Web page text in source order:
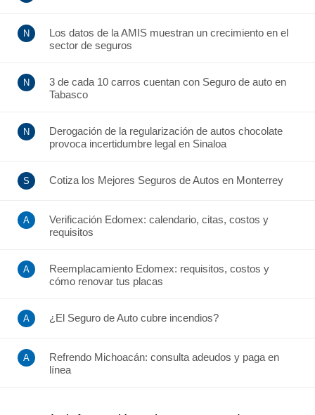
Los datos de la AMIS muestran un crecimiento en el
sector de seguros
3 de cada 10 carros cuentan con Seguro de auto en
Tabasco
Derogación de la regularización de autos chocolate
provoca incertidumbre legal en Sinaloa
Cotiza los Mejores Seguros de Autos en Monterrey
Verificación Edomex: calendario, citas, costos y
requisitos
Reemplacamiento Edomex: requisitos, costos y
cómo renovar tus placas
¿El Seguro de Auto cubre incendios?
Refrendo Michoacán: consulta adeudos y paga en
línea